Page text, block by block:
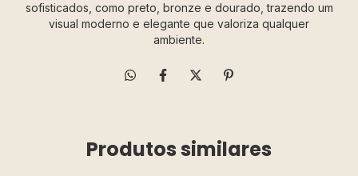
sofisticados, como preto, bronze e dourado, trazendo um
visual moderno e elegante que valoriza qualquer
ambiente.
Produtos similares